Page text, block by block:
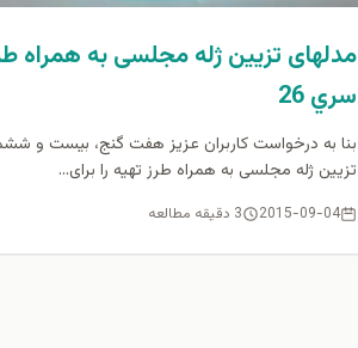
مدلهای تزیین ژله مجلسی به همراه
سري 26
بنا به درخواست كاربران عزيز هفت گنج، بيست و
تزیین ژله مجلسی به همراه طرز تهیه را برای...
2015-09-04 3 دقیقه مطالعه